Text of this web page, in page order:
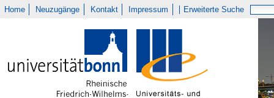
Home Neuzugänge Kontakt Impressum Erweiterte Suche